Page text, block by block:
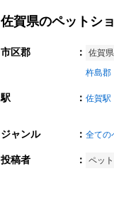
佐賀県のペットシ
市区郡 ： 佐賀
杵島郡
駅 ： 佐賀駅
ジャンル ： 全ての
投稿者 ： ペッ